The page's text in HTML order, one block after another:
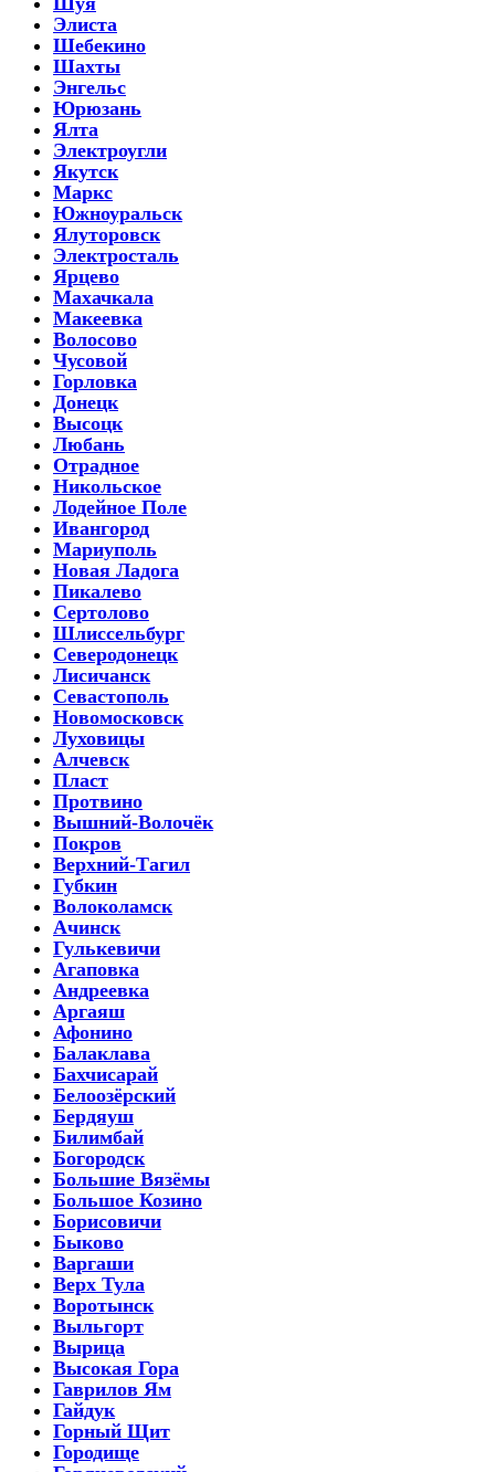
Элиста
Шебекино
Шахты
Энгельс
Юрюзань
Ялта
Электроугли
Якутск
Маркс
Южноуральск
Ялуторовск
Электросталь
Ярцево
Махачкала
Макеевка
Волосово
Чусовой
Горловка
Донецк
Высоцк
Любань
Отрадное
Никольское
Лодейное Поле
Ивангород
Мариуполь
Новая Ладога
Пикалево
Сертолово
Шлиссельбург
Северодонецк
Лисичанск
Севастополь
Новомосковск
Луховицы
Алчевск
Пласт
Протвино
Вышний-Волочёк
Покров
Верхний-Тагил
Губкин
Волоколамск
Ачинск
Гулькевичи
Агаповка
Андреевка
Аргаяш
Афонино
Балаклава
Бахчисарай
Белоозёрский
Бердяуш
Билимбай
Богородск
Большие Вязёмы
Большое Козино
Борисовичи
Быково
Варгаши
Верх Тула
Воротынск
Выльгорт
Вырица
Высокая Гора
Гаврилов Ям
Гайдук
Горный Щит
Городище